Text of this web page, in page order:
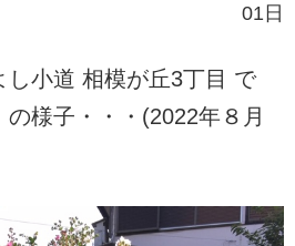
01日
し小道 相模が丘3丁目 で
の様子・・・(2022年８月